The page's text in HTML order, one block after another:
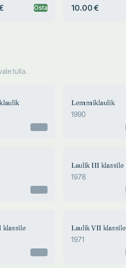
Osta 10.00 €
tulla.
Lemmiklaulik
1990
Laulik III klassile
1978
klassile Laulik VII klassile
1971